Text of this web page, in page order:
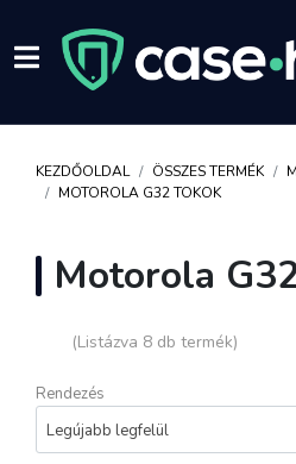
KEZDŐOLDAL ÖSSZES TERMÉK
MOTOROLA G32 TOKOK
Motorola
(Listázva 8 db termék)
Rendezés
Legújabb legfelül